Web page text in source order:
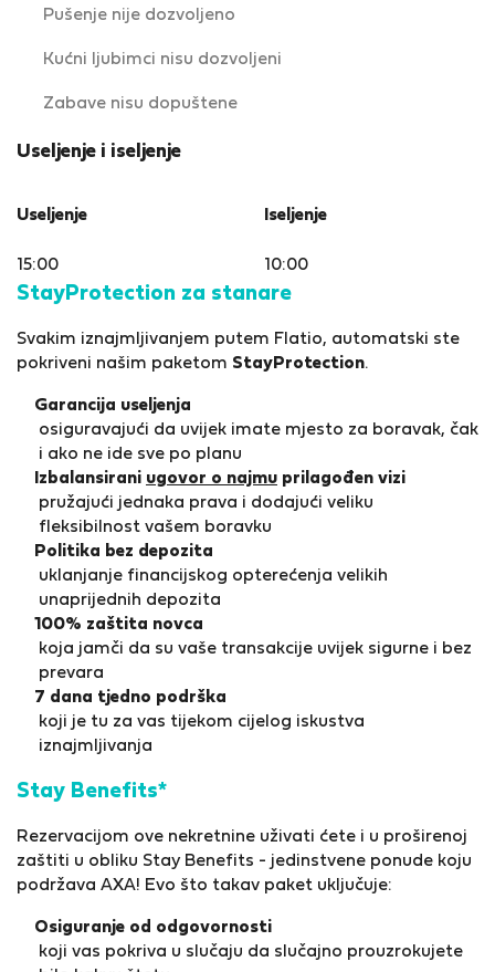
Pušenje nije dozvoljeno
Kućni ljubimci nisu dozvoljeni
Zabave nisu dopuštene
Useljenje i iseljenje
Useljenje
15:00
Iseljenje
10:00
StayProtection za stanare
Svakim iznajmljivanjem putem Flatio, automatski ste
pokriveni našim paketom StayProtection.
Garancija useljenja
osiguravajući da uvijek imate mjesto za boravak, čak
i ako ne ide sve po planu
Izbalansirani ugovor o najmu prilagođen vizi
pružajući jednaka prava i dodajući veliku
fleksibilnost vašem boravku
Politika bez depozita
uklanjanje financijskog opterećenja velikih
unaprijednih depozita
100% zaštita novca
koja jamči da su vaše transakcije uvijek sigurne i bez
prevara
7 dana tjedno podrška
koji je tu za vas tijekom cijelog iskustva
iznajmljivanja
Stay Benefits*
Rezervacijom ove nekretnine uživati ćete i u proširenoj
zaštiti u obliku Stay Benefits - jedinstvene ponude koju
podržava AXA! Evo što takav paket uključuje:
Osiguranje od odgovornosti
koji vas pokriva u slučaju da slučajno prouzrokujete